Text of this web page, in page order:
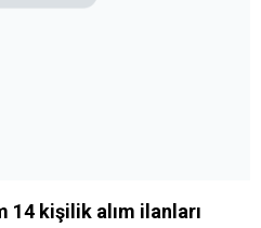
14 kişilik alım ilanları